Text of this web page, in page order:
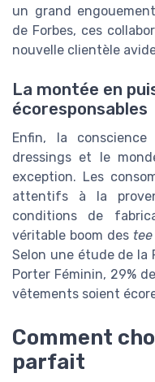
un grand
de Forbes, ces
nouvelle clientèle
La montée en
écoresponsables
Enfin, la
dressings et le
exception. Les
attentifs à la
conditions de
véritable boom des
Selon une étude de la
Porter Féminin, 29%
vêtements soient
Comment
parfait